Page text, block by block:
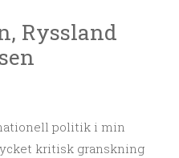
Ryssland
politik i min
kritisk granskning